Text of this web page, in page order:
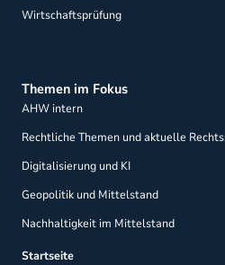
Wirtschaftsprüfung
Themen im Fokus
AHW intern
Rechtliche Themen und aktuelle
Digitalisierung und KI
Geopolitik und Mittelstand
Nachhaltigkeit im Mittelstand
Startseite